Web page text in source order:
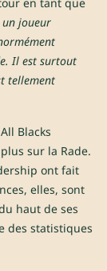
un joueur
Il est surtout
tellement
Blacks
sur la Rade.
ont fait
elles, sont
haut de ses
des statistiques